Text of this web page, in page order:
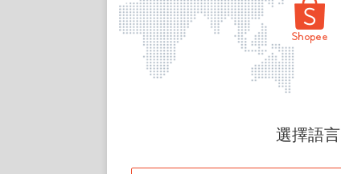
頁面無法顯示
選擇語言